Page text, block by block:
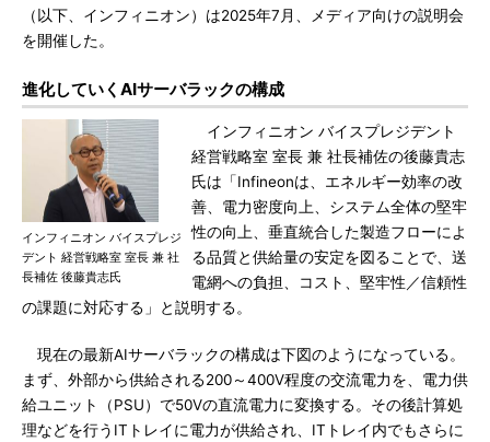
（以下、インフィニオン）は2025年7月、メディア向けの説明会
を開催した。
進化していくAIサーバラックの構成
インフィニオン バイスプレジ
デント 経営戦略室 室長 兼 社
長補佐 後藤貴志氏
インフィニオン バイスプレジデント
経営戦略室 室長 兼 社長補佐の後藤貴志
氏は「Infineonは、エネルギー効率の改
善、電力密度向上、システム全体の堅牢
性の向上、垂直統合した製造フローによ
る品質と供給量の安定を図ることで、送
電網への負担、コスト、堅牢性／信頼性
の課題に対応する」と説明する。
現在の最新AIサーバラックの構成は下図のようになっている。
まず、外部から供給される200～400V程度の交流電力を、電力供
給ユニット（PSU）で50Vの直流電力に変換する。その後計算処
理などを行うITトレイに電力が供給され、ITトレイ内でもさらに